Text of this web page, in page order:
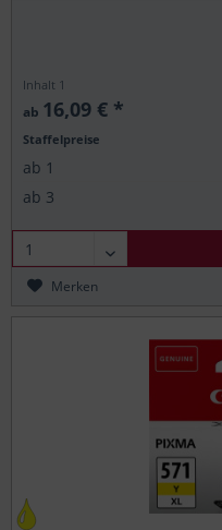
Inhalt 1
ab 16,09 € *
Staffelpreise
ab 1
ab 3
Merken